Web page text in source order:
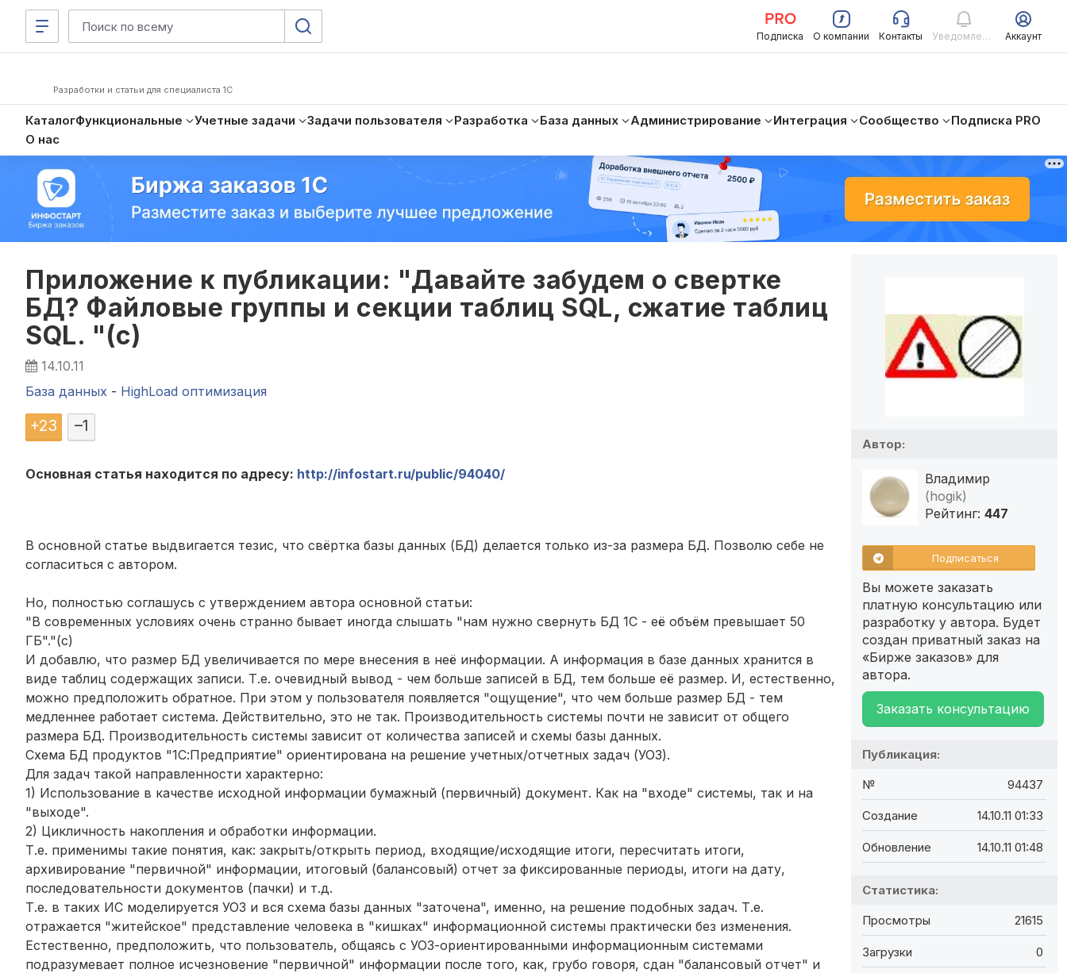
Подписка О компании Контакты Уведомления Аккаунт
Разработки и статьи для специалиста 1С
КаталогФункциональные Учетные задачи Задачи пользователя Разработка База данных Администрирование Интеграция Сообщество
Подписка PRO
О нас
Приложение к публикации: "Давайте забудем о свертке
БД? Файловые группы и секции таблиц SQL, сжатие таблиц
SQL. "(с)
14.10.11
База данных - HighLoad оптимизация
+23 –1
Основная статья находится по адресу: http://infostart.ru/public/94040/
В основной статье выдвигается тезис, что свёртка базы данных (БД) делается только из-за размера БД. Позволю себе не
согласиться с автором.
Но, полностью соглашусь с утверждением автора основной статьи:
"В современных условиях очень странно бывает иногда слышать "нам нужно свернуть БД 1С - её объём превышает 50
ГБ"."(с)
И добавлю, что размер БД увеличивается по мере внесения в неё информации. А информация в базе данных хранится в
виде таблиц содержащих записи. Т.е. очевидный вывод - чем больше записей в БД, тем больше её размер. И, естественно,
можно предположить обратное. При этом у пользователя появляется "ощущение", что чем больше размер БД - тем
медленнее работает система. Действительно, это не так. Производительность системы почти не зависит от общего
размера БД. Производительность системы зависит от количества записей и схемы базы данных.
Схема БД продуктов "1С:Предприятие" ориентирована на решение учетных/отчетных задач (УОЗ).
Для задач такой направленности характерно:
1) Использование в качестве исходной информации бумажный (первичный) документ. Как на "входе" системы, так и на
"выходе".
2) Цикличность накопления и обработки информации.
Т.е. применимы такие понятия, как: закрыть/открыть период, входящие/исходящие итоги, пересчитать итоги,
архивирование "первичной" информации, итоговый (балансовый) отчет за фиксированные периоды, итоги на дату,
последовательности документов (пачки) и т.д.
Т.е. в таких ИС моделируется УОЗ и вся схема базы данных "заточена", именно, на решение подобных задач. Т.е.
отражается "житейское" представление человека в "кишках" информационной системы практически без изменения.
Естественно, предположить, что пользователь, общаясь с УОЗ-ориентированными информационным системами
подразумевает полное исчезновение "первичной" информации после того, как, грубо говоря, сдан "балансовый отчет" и
Автор:
Владимир
(hogik)
Рейтинг: 447
Подписаться
Вы можете заказать
платную консультацию или
разработку у автора. Будет
создан приватный заказ на
«Бирже заказов» для
автора.
Заказать консультацию
Публикация:
№ 94437
Создание 14.10.11 01:33
Обновление 14.10.11 01:48
Статистика:
Просмотры 21615
Загрузки 0